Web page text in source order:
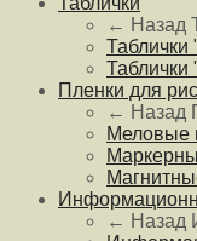
← Назад
Таблички
Таблички
Пленки для
← Назад
Меловые
← Назад